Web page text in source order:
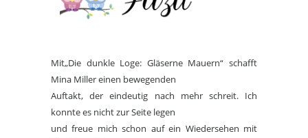
Mit„Die dunkle Loge: Gläserne Mauern“ schafft
Mina Miller einen bewegenden
Auftakt, der eindeutig nach mehr schreit. Ich
konnte es nicht zur Seite legen
und freue mich schon auf ein Wiedersehen mit